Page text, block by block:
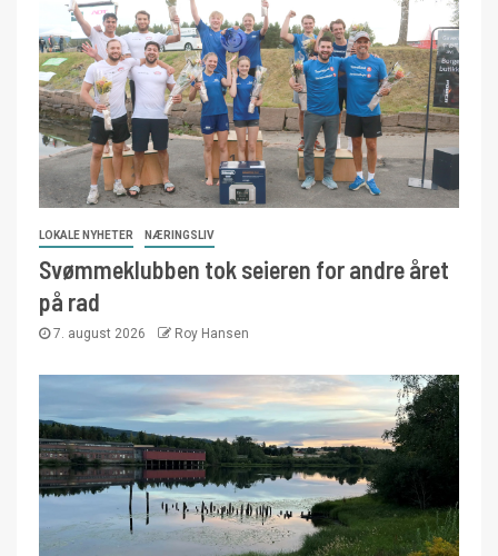
LOKALE NYHETER NÆRINGSLIV
Svømmeklubben tok seieren for andre året
på rad
7. august 2026 Roy Hansen